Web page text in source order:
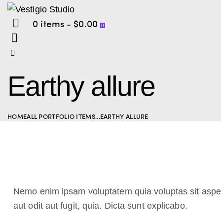
0 items - $0.00 0
Earthy allure
HOMEALL PORTFOLIO ITEMS...EARTHY ALLURE
Nemo enim ipsam voluptatem quia voluptas sit
aut odit aut fugit, quia. Dicta sunt explicabo.